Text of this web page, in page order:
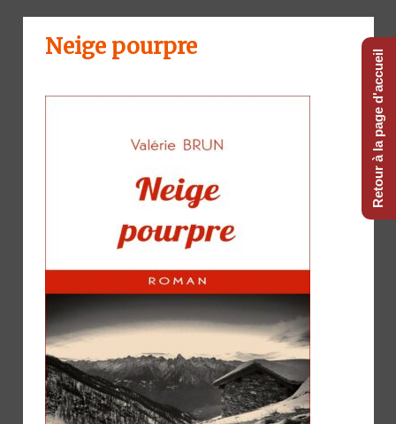
Neige pourpre
Retour à la page d'accueil